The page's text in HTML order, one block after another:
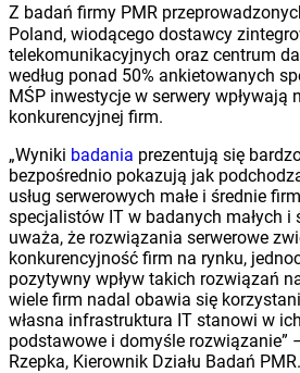
Z badań firmy PMR
Poland, wiodącego dostawcy
telekomunikacyjnych oraz centrum
według ponad 50% ankietowanych
MŚP inwestycje w serwery wpływają
konkurencyjnej firm.
„Wyniki badania prezentują się
bezpośrednio pokazują jak
usług serwerowych małe i średnie
specjalistów IT w badanych małych i
uważa, że rozwiązania serwerowe
konkurencyjność firm na rynku,
pozytywny wpływ takich rozwiązań
wiele firm nadal obawia się
własna infrastruktura IT stanowi w
podstawowe i domyśle rozwiązanie”
Rzepka, Kierownik Działu Badań PMR.